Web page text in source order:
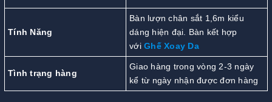
Tính Năng
Bàn lượn chân sắt 1,6m kiểu
dáng hiện đại. Bàn kết hợp
với Ghế Xoay Da
Tình trạng hàng
Giao hàng trong vòng 2-3 ngày
kể từ ngày nhận được đơn hàng